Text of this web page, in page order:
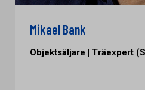
Mikael Bank
Objektsäljare | Träexpert